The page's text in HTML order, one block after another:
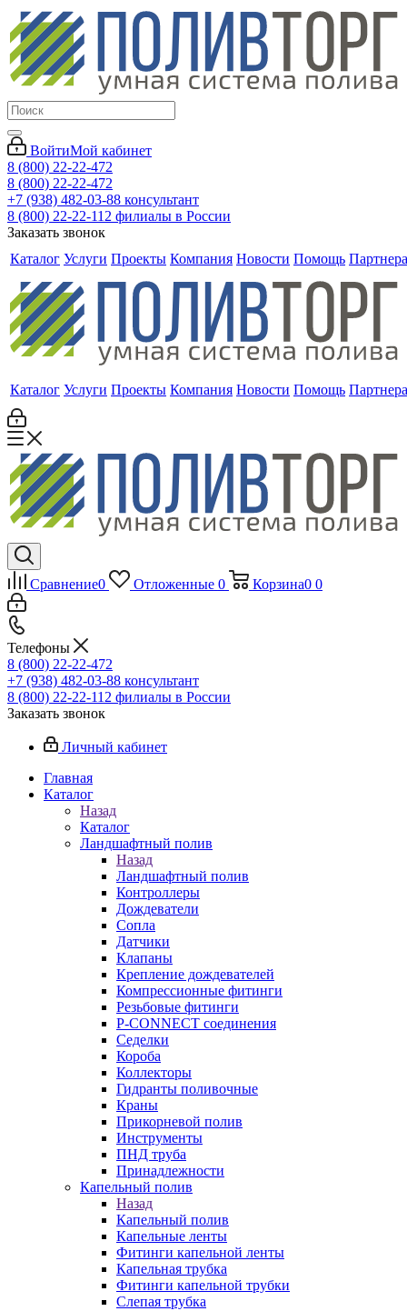
ВойтиМой кабинет
8 (800) 22-22-472
8 (800) 22-22-472
+7 (938) 482-03-88 консультант
8 (800) 22-22-112 филиалы в России
Заказать звонок
Каталог Услуги Проекты Компания Новости Помощь
Каталог Услуги Проекты Компания Новости Помощь
Сравнение0 Отложенные 0 Корзина0 0
Телефоны
8 (800) 22-22-472
+7 (938) 482-03-88 консультант
8 (800) 22-22-112 филиалы в России
Заказать звонок
Личный кабинет
Главная
Каталог
Назад
Каталог
Ландшафтный полив
Назад
Ландшафтный полив
Контроллеры
Дождеватели
Сопла
Датчики
Клапаны
Крепление дождевателей
Компрессионные фитинги
Резьбовые фитинги
P-CONNECT соединения
Седелки
Короба
Коллекторы
Гидранты поливочные
Краны
Прикорневой полив
Инструменты
ПНД труба
Принадлежности
Капельный полив
Назад
Капельный полив
Капельные ленты
Фитинги капельной ленты
Капельная трубка
Фитинги капельной трубки
Слепая трубка